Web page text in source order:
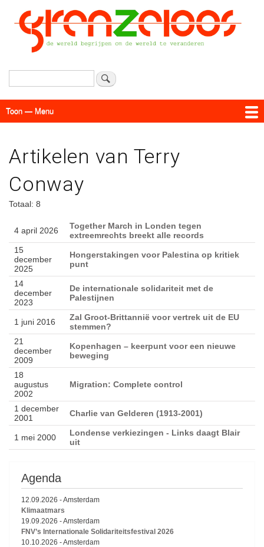
Overslaan
en
naar
de
Zoeken
Menu
Toon — Menu
Artikelen van Terry
Conway
Totaal: 8
4 april 2026
Together March in Londen tegen
extreemrechts breekt alle records
15
december
2025
Hongerstakingen voor Palestina op kritiek
punt
14
december
2023
De internationale solidariteit met de
Palestijnen
1 juni 2016
Zal Groot-Brittannië voor vertrek uit de EU
stemmen?
21
december
2009
Kopenhagen – keerpunt voor een nieuwe
beweging
18
augustus
2002
Migration: Complete control
1 december
2001
Charlie van Gelderen (1913-2001)
1 mei 2000
Londense verkiezingen - Links daagt Blair
uit
Agenda
12.09.2026 -Amsterdam
Klimaatmars
19.09.2026 -Amsterdam
FNV’s Internationale Solidariteitsfestival 2026
10.10.2026 -Amsterdam